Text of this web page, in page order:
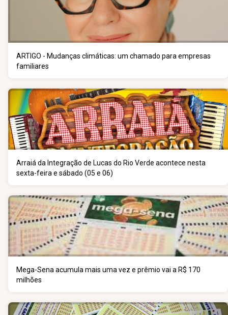
ARTIGO - Mudanças climáticas: um chamado para empresas
familiares
Arraiá da Integração de Lucas do Rio Verde acontece nesta
sexta-feira e sábado (05 e 06)
Mega-Sena acumula mais uma vez e prêmio vai a R$ 170
milhões